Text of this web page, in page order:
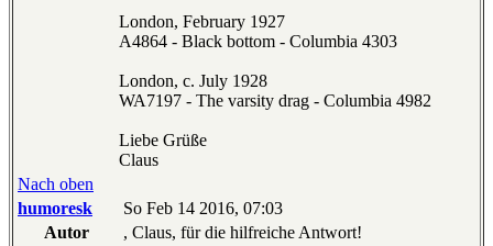
London, February 1927
A4864 - Black bottom - Columbia 4303
London, c. July 1928
WA7197 - The varsity drag - Columbia 4982
Liebe Grüße
Claus
Nach oben
humoresk
So Feb 14 2016, 07:03
Autor
, Claus, für die hilfreiche Antwort!